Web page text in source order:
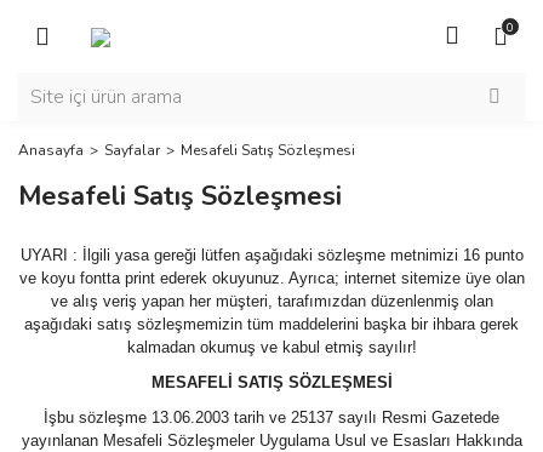
0
Anasayfa Sayfalar Mesafeli Satış Sözleşmesi
Mesafeli Satış Sözleşmesi
UYARI : İlgili yasa gereği lütfen aşağıdaki sözleşme metnimizi 16 punto
ve koyu fontta print ederek okuyunuz. Ayrıca; internet sitemize üye olan
ve alış veriş yapan her müşteri, tarafımızdan düzenlenmiş olan
aşağıdaki satış sözleşmemizin tüm maddelerini başka bir ihbara gerek
kalmadan okumuş ve kabul etmiş sayılır!
MESAFELİ SATIŞ SÖZLEŞMESİ
İşbu sözleşme 13.06.2003 tarih ve 25137 sayılı Resmi Gazetede
yayınlanan Mesafeli Sözleşmeler Uygulama Usul ve Esasları Hakkında
Geri Dön
MEKANİK
ÇANAK YAY
CLUMP - UNCLUMP PİSTON
KAYIŞ
MAGAZİN VE ATC PARÇALARI
ÖLÇME VE KALİBRASYON
PULLSTAT TUTUCU
RULMAN
Geri Dön
ELEKTRONİK
AYAK PEDALI
AYDINLATMA LAMBALARI
BUTON-ANAHTAR
EL ÇARKI
FANUC DEVİR ENCODER